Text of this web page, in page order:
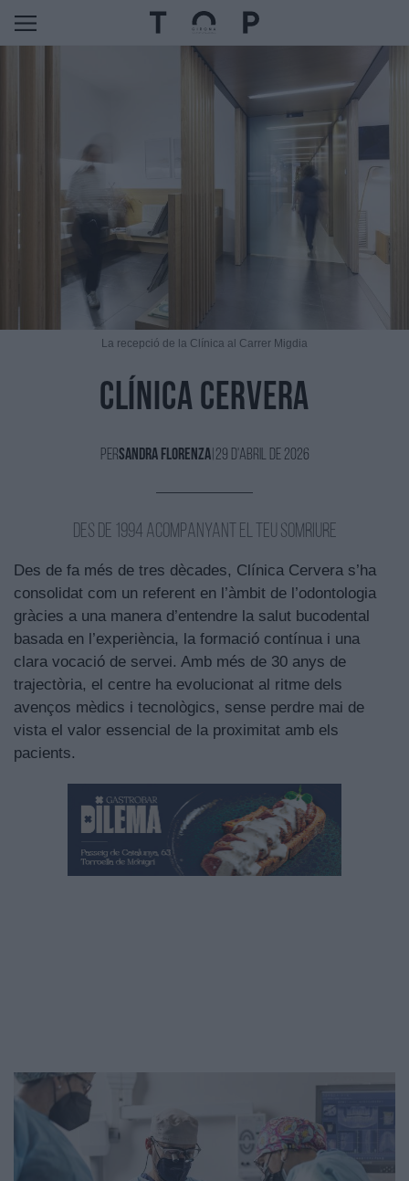
La recepció de la Clínica al Carrer Migdia
clínica cervera
PerSandra Florenza| 29 d'Abril de 2026
Des de 1994 acompanyant el teu somriure
Des de fa més de tres dècades, Clínica Cervera s’ha
consolidat com un referent en l’àmbit de l’odontologia
gràcies a una manera d’entendre la salut bucodental
basada en l’experiència, la formació contínua i una
clara vocació de servei. Amb més de 30 anys de
trajectòria, el centre ha evolucionat al ritme dels
avenços mèdics i tecnològics, sense perdre mai de
vista el valor essencial de la proximitat amb els
pacients.